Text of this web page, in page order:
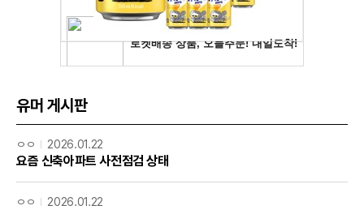
유머 게시판
ㅇㅇ 2026.01.22
요즘 신축아파트 사전점검 상태
ㅇㅇ 2026.01.22